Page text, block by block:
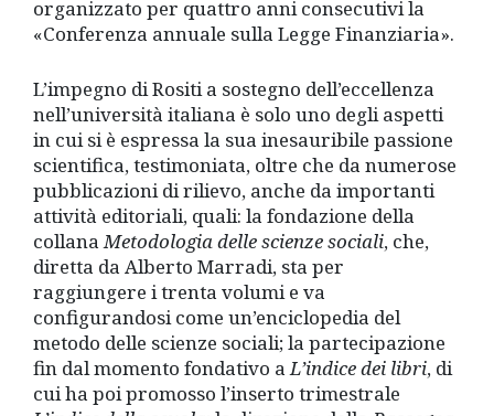
organizzato per quattro anni consecutivi la
«Conferenza annuale sulla Legge Finanziaria».
L’impegno di Rositi a sostegno dell’eccellenza
nell’università italiana è solo uno degli aspetti
in cui si è espressa la sua inesauribile passione
scientifica, testimoniata, oltre che da numerose
pubblicazioni di rilievo, anche da importanti
attività editoriali, quali: la fondazione della
collanaMetodologia delle scienze sociali, che,
diretta da Alberto Marradi, sta per
raggiungere i trenta volumi e va
configurandosi come un’enciclopedia del
metodo delle scienze sociali; la partecipazione
fin dal momento fondativo aL’indice dei libri, di
cui ha poi promosso l’inserto trimestrale